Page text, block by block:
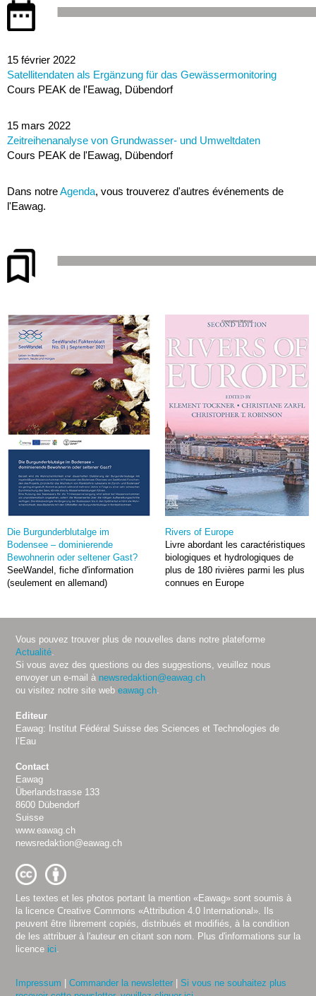
15 février 2022
Satellitendaten als Ergänzung für das Gewässermonitoring
Cours PEAK de l'Eawag, Dübendorf
15 mars 2022
Zeitreihenanalyse von Grundwasser- und Umweltdaten
Cours PEAK de l'Eawag, Dübendorf
Dans notreAgenda, vous trouverez d'autres événements de
l'Eawag.
Die Burgunderblutalge im
Bodensee – dominierende
Bewohnerin oder seltener Gast?
SeeWandel, fiche d'information
(seulement en allemand)
Rivers of Europe
Livre abordant les caractéristiques
biologiques et hydrologiques de
plus de 180 rivières parmi les plus
connues en Europe
Vous pouvez trouver plus de nouvelles dans notre plateforme
Actualité.
Si vous avez des questions ou des suggestions, veuillez nous
envoyer un e-mail à newsredaktion@eawag.ch
ou visitez notre site web eawag.ch.
Editeur
Eawag: Institut Fédéral Suisse des Sciences et Technologies de
l’Eau
Contact
Eawag
Überlandstrasse 133
8600 Dübendorf
Suisse
www.eawag.ch
newsredaktion@eawag.ch
Les textes et les photos portant la mention «Eawag» sont soumis à
la licence Creative Commons «Attribution 4.0 International». Ils
peuvent être librement copiés, distribués et modifiés, à la condition
de les attribuer à l'auteur en citant son nom. Plus d'informations sur la
licence ici.
Impressum Commander la newsletter
Si vous ne souhaitez plus